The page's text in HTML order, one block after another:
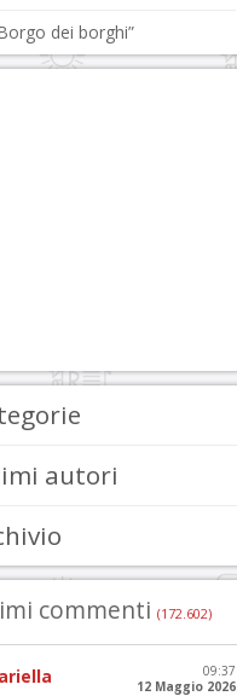
dei borghi”
autori
commenti (172.602)
09:37
12 Maggio 2026